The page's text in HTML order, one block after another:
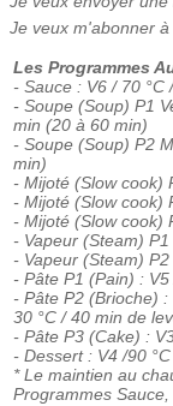
Je veux m'abonner à
Les Programmes
- Sauce : V6 / 70 °C
- Soupe (Soup) P1
min (20 à 60 min)
- Soupe (Soup) P2
min)
- Mijoté (Slow cook)
- Mijoté (Slow cook)
- Mijoté (Slow cook)
- Vapeur (Steam)
- Vapeur (Steam)
- Pâte P1 (Pain) :
- Pâte P2 (Brioche)
30 °C / 40 min de
- Pâte P3 (Cake) :
- Dessert : V4 /90
* Le maintien au
Programmes